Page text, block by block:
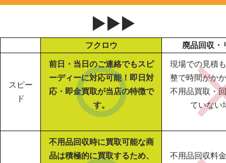
▶▶▶
フクロウ 廃品回収・
スピー
ド
前日・当日のご連絡でもスピ
ーディーに対応可能！即日対
応・即金買取が当店の特徴で
す。
現場での見積
整で時間がか
不用品買取・
ていない
不用品回収時に買取可能な商
品は積極的に買取するため、
不用品回収料